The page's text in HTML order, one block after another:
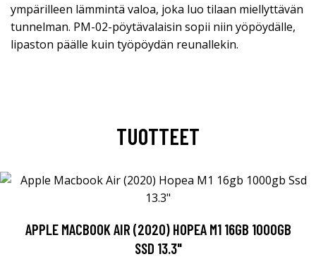
ympärilleen lämmintä valoa, joka luo tilaan miellyttävän
tunnelman. PM-02-pöytävalaisin sopii niin yöpöydälle,
lipaston päälle kuin työpöydän reunallekin.
TUOTTEET
APPLE MACBOOK AIR (2020) HOPEA M1 16GB 1000GB
SSD 13.3"